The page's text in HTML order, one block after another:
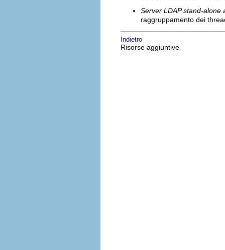
Server LDAP stand-alone
raggruppamento dei
Indietro
Risorse aggiuntive